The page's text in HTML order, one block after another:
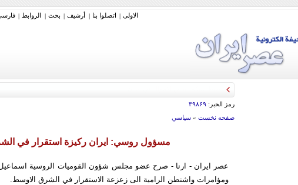
الاولی | اتصلوا بنا | أرشیف | بحث | الروابط |
رمز الخبر: ۳۹۸۶۹
صفحه نخست» سياسي
مسؤول روسي: ايران ركيزة استقرار في
عصر ايران - ارنا - صرح عضو مجلس شؤون القوميات الروسية
ومؤامرات واشنطن الرامية الى زعزعة الاستقرار في الشرق الاوسط.